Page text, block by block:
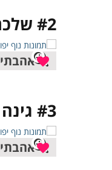
#2 שלכת על רחוב מרוצף אבן באאכן שבגרמניה
אהבתי
#3 גינה מקורה בטורינו שבאיטליה
אהבתי